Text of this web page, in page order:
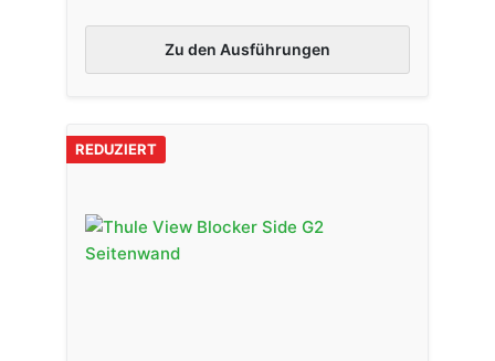
Zu den Ausführungen
REDUZIERT